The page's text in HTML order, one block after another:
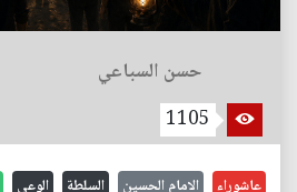
حسن السباعي
1105
عاشوراء الامام الحسين السلطة الوعي